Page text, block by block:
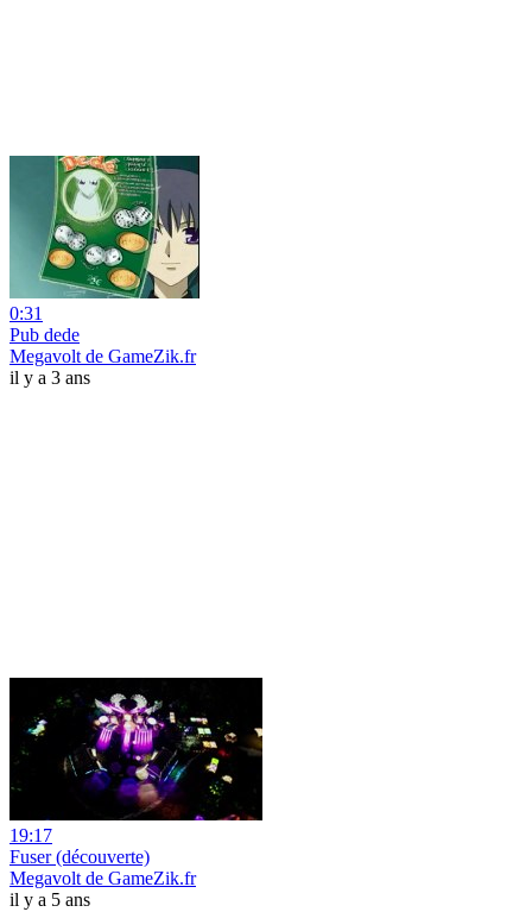
0:31
Pub dede
Megavolt de GameZik.fr
il y a 3 ans
19:17
Fuser (découverte)
Megavolt de GameZik.fr
il y a 5 ans